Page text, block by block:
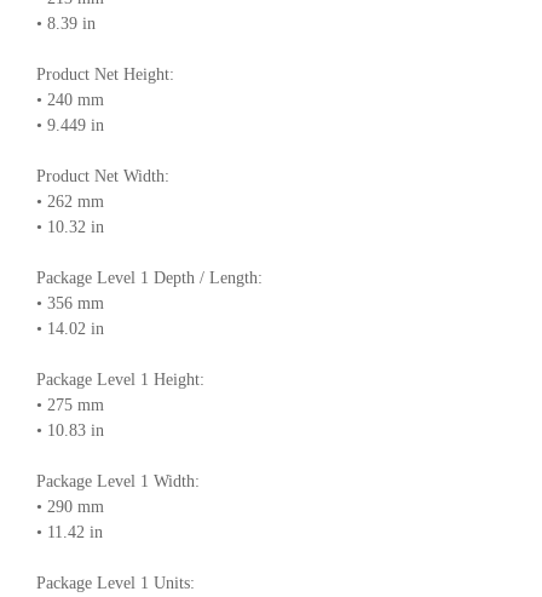
• 8.39 in
Product Net Height:
• 240 mm
• 9.449 in
Product Net Width:
• 262 mm
• 10.32 in
Package Level 1 Depth / Length:
• 356 mm
• 14.02 in
Package Level 1 Height:
• 275 mm
• 10.83 in
Package Level 1 Width:
• 290 mm
• 11.42 in
Package Level 1 Units: